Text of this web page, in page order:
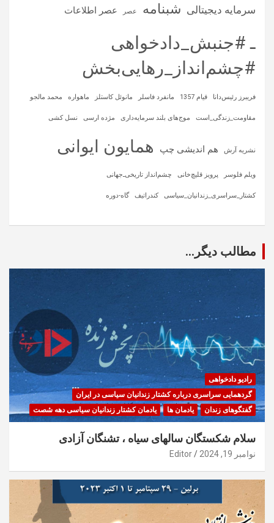
سرمایه‌ دیجیتالی شبنامه عصر عصر اطلاعات
ـ #جنبش_دادخواهی
#چشم‌انداز_رهایی‌بخش
فریبرز رئیس‌دانا قیام 1357 مانفرد فاسلر مانوئل کاستلز ماهواره‌ محمد مالجو
مقاومت_زندگی_است موج‌های بلند سرمایه‌داری مژده ارسی نسل کشی
نشریه آرش هم اندیشی چپ همایون ایوانی
ویلم فلوسر پرویز قلیچ‌خانی چشم‌انداز تاریخی‌ـ‌جهانی
کشتار_سراسری_زندانیان_سیاسی کندراتیف گاه-دوره
مطالب دیگر...
رادیو دادخواهی
گردهمایی سراسری درباره کشتار زندانیان سیاسی در ایران
گفتگوهای زندان
یادمان ها یادمان کشتار زندانیان سیاسی دهه شصت
سلام شکستگان سالهای سیاه ، تشنگان آزادی
نوامبر 19, 2024 Editor